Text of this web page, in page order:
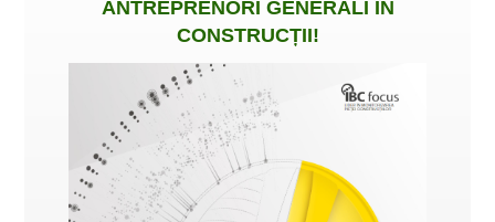
ANTREPRENORI GENERALI ÎN
CONSTRUCȚII!